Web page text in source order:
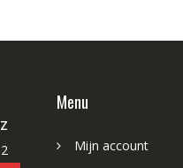
Z
2
Menu
Mijn account